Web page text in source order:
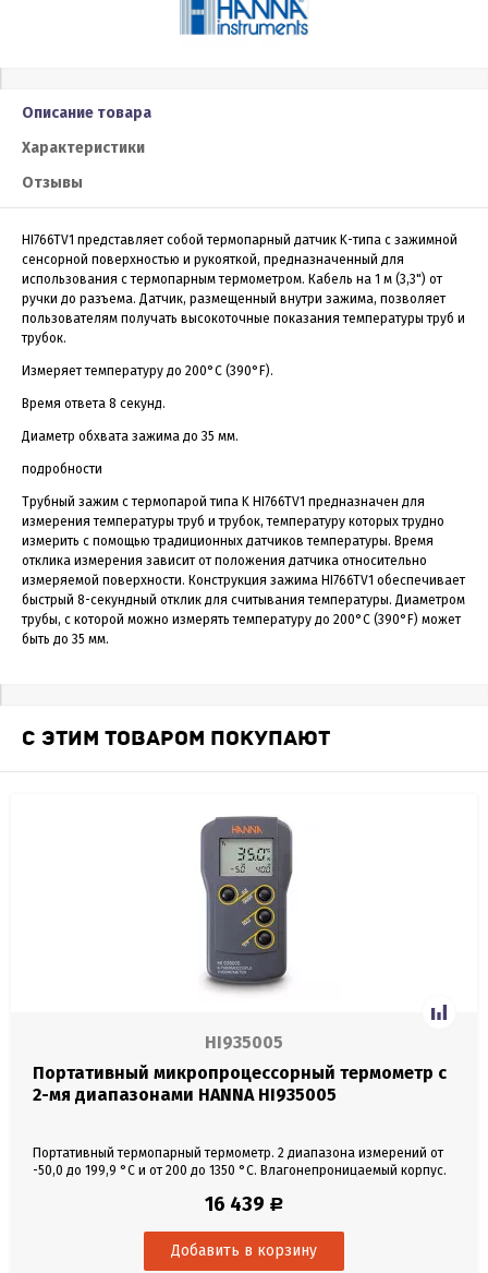
Описание товара
Характеристики
Отзывы
HI766TV1 представляет собой термопарный датчик K-типа с зажимной
сенсорной поверхностью и рукояткой, предназначенный для
использования с термопарным термометром. Кабель на 1 м (3,3") от
ручки до разъема. Датчик, размещенный внутри зажима, позволяет
пользователям получать высокоточные показания температуры труб и
трубок.
Измеряет температуру до 200°C (390°F).
Время ответа 8 секунд.
Диаметр обхвата зажима до 35 мм.
подробности
Трубный зажим с термопарой типа K HI766TV1 предназначен для
измерения температуры труб и трубок, температуру которых трудно
измерить с помощью традиционных датчиков температуры. Время
отклика измерения зависит от положения датчика относительно
измеряемой поверхности. Конструкция зажима HI766TV1 обеспечивает
быстрый 8-секундный отклик для считывания температуры. Диаметром
трубы, с которой можно измерять температуру до 200°C (390°F) может
быть до 35 мм.
С ЭТИМ ТОВАРОМ ПОКУПАЮТ
HI935005
Портативный микропроцессорный термометр с
2-мя диапазонами HANNA HI935005
Портативный термопарный термометр. 2 диапазона измерений от
-50,0 до 199,9 °С и от 200 до 1350 °С. Влагонепроницаемый корпус.
16 439 Р